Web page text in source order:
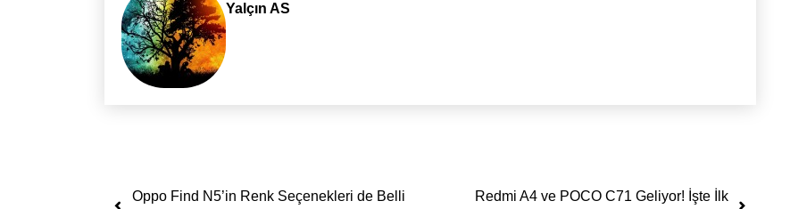
Yalçın AS
Yazı dolaşımı
Oppo Find N5’in Renk Seçenekleri de Belli
Redmi A4 ve POCO C71 Geliyor! İşte İlk